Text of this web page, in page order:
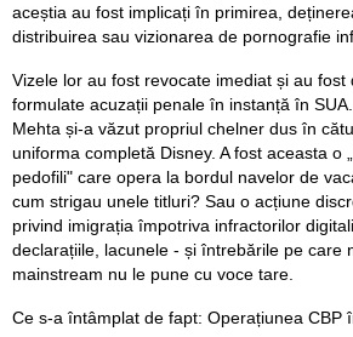
aceștia au fost implicați în primirea,
distribuirea sau vizionarea de pornografie
Vizele lor au fost revocate imediat și au fost
formulate acuzații penale în instanță în
Mehta și-a văzut propriul chelner dus în
uniforma completă Disney. A fost aceasta o
pedofili" care opera la bordul navelor de
cum strigau unele titluri? Sau o acțiune
privind imigrația împotriva infractorilor
declarațiile, lacunele - și întrebările pe care
mainstream nu le pune cu voce tare.
Ce s-a întâmplat de fapt: Operațiunea CBP